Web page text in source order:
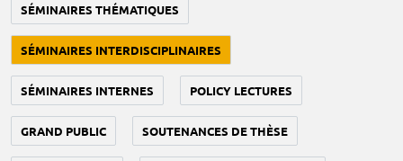
SÉMINAIRES THÉMATIQUES
SÉMINAIRES INTERDISCIPLINAIRES
SÉMINAIRES INTERNES POLICY LECTURES
GRAND PUBLIC SOUTENANCES DE THÈSE